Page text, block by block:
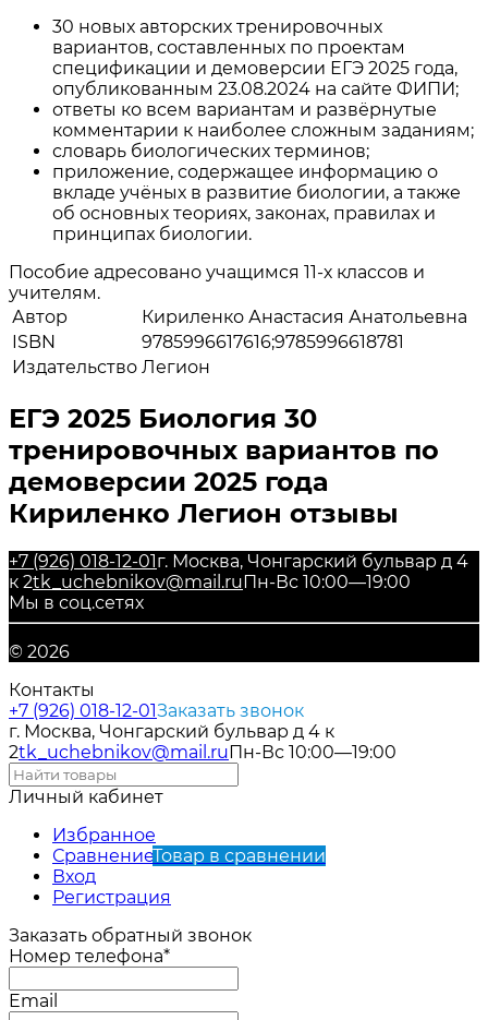
30 новых авторских тренировочных
вариантов, составленных по проектам
спецификации и демоверсии ЕГЭ 2025 года,
опубликованным 23.08.2024 на сайте ФИПИ;
ответы ко всем вариантам и развёрнутые
комментарии к наиболее сложным заданиям;
словарь биологических терминов;
приложение, содержащее информацию о
вкладе учёных в развитие биологии, а также
об основных теориях, законах, правилах и
принципах биологии.
Пособие адресовано учащимся 11-х классов и
учителям.
Автор
Кириленко Анастасия Анатольевна
ISBN
9785996617616;9785996618781
Издательство Легион
ЕГЭ 2025 Биология 30
тренировочных вариантов по
демоверсии 2025 года
Кириленко Легион отзывы
+7 (926) 018-12-01г. Москва, Чонгарский бульвар д 4
к 2tk_uchebnikov@mail.ruПн-Вс 10:00—19:00
Мы в соц.сетях
© 2026
Контакты
+7 (926) 018-12-01Заказать звонок
г. Москва, Чонгарский бульвар д 4 к
2tk_uchebnikov@mail.ruПн-Вс 10:00—19:00
Личный кабинет
Избранное
СравнениеТовар в сравнении
Вход
Регистрация
Заказать обратный звонок
Номер телефона*
Email